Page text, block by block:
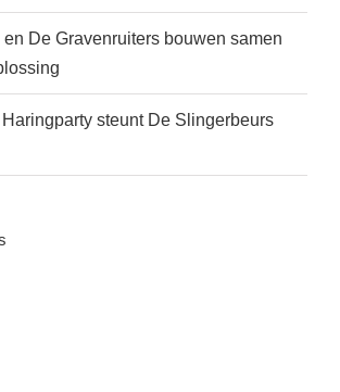
en De Gravenruiters bouwen samen
steunt De Slingerbeurs